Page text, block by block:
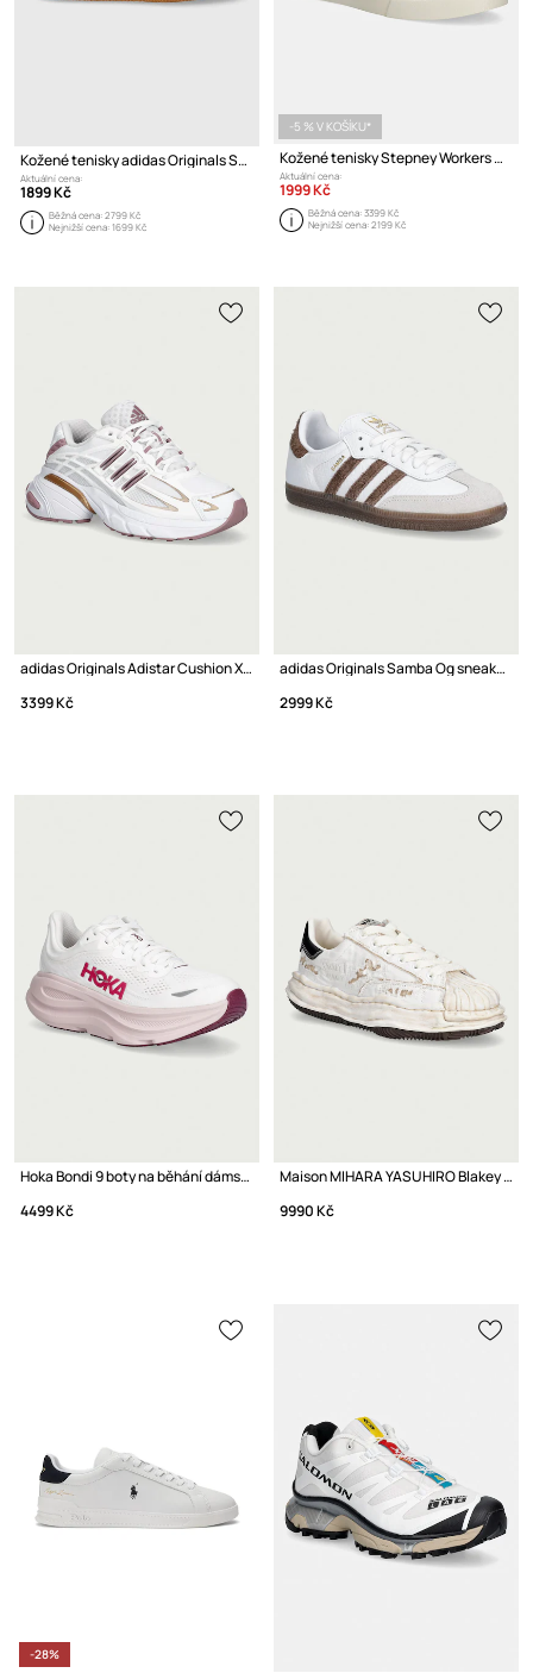
Kožené tenisky adidas Originals Samba OG
Aktuální cena:
1899 Kč
Běžná cena:2799 Kč
Nejnižší cena:1699 Kč
-5 % V KOŠÍKU*
Kožené tenisky Stepney Workers Club Pearl S-Strike Leather
Aktuální cena:
1999 Kč
Běžná cena:3399 Kč
Nejnižší cena:2199 Kč
adidas Originals Adistar Cushion XLG 2.0 sneakers boty dámské
3399 Kč
adidas Originals Samba Og sneakers boty dámské kožené
2999 Kč
Hoka Bondi 9 boty na běhání dámské
4499 Kč
Maison MIHARA YASUHIRO Blakey tenisky nízké
9990 Kč
-28%